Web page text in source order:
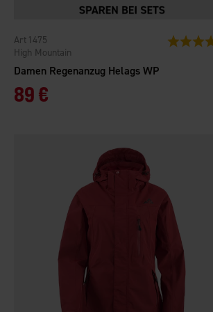
Damen Regenanzug Helags WP
High Mountain
1475
89 €
Bewertung: